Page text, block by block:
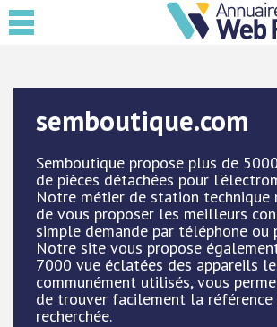
semboutique.com
Semboutique propose plus de
de pièces détachées pour
Notre métier de station technique
de vous proposer les meilleurs
simple demande par téléphone ou
Notre site vous propose
7000 vue éclatées des appareils
communément utilisés, vous
de trouver facilement la référence
recherchée.